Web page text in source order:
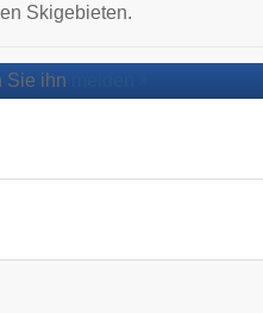
Skigebieten.
Sie ihn